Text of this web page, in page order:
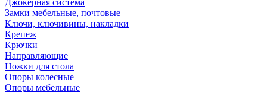
Джокерная система
Замки мебельные, почтовые
Ключи, ключивины, накладки
Крепеж
Крючки
Направляющие
Ножки для стола
Опоры колесные
Опоры мебельные